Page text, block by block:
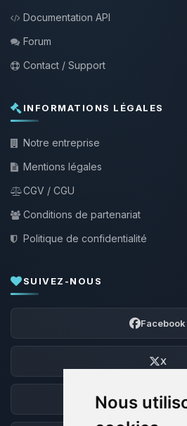
Nous
Documentation API
Forum
Contact / Support
INFORMATIONS LÉGALES
Notre entreprise
Mentions légales
CGV / CGU
Conditions de partenariat
Politique de confidentialité
SUIVEZ-NOUS
Facebook
X
Discord